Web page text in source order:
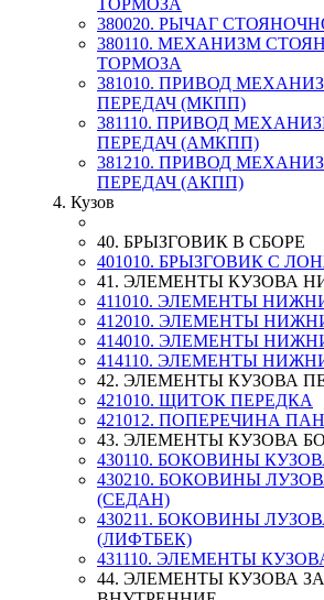
ТОРМОЗА
380020. РЫЧАГ
380110. МЕХАНИЗМ
ТОРМОЗА
381010. ПРИВОД
ПЕРЕДАЧ (МКПП)
381110. ПРИВОД
ПЕРЕДАЧ (АМКПП)
381210. ПРИВОД
ПЕРЕДАЧ (АКПП)
4. Кузов
40. БРЫЗГОВИК В СБОРЕ
401010. БРЫЗГОВИК С
41. ЭЛЕМЕНТЫ КУЗОВА
411010. ЭЛЕМЕНТЫ
412010. ЭЛЕМЕНТЫ
414010. ЭЛЕМЕНТЫ
414110. ЭЛЕМЕНТЫ
42. ЭЛЕМЕНТЫ КУЗОВА
421010. ЩИТОК ПЕРЕДКА
421012. ПОПЕРЕЧИНА
43. ЭЛЕМЕНТЫ КУЗОВА
430110. БОКОВИНЫ
430210. БОКОВИНЫ
(СЕДАН)
430211. БОКОВИНЫ
(ЛИФТБЕК)
431110. ЭЛЕМЕНТЫ
44. ЭЛЕМЕНТЫ КУЗОВА